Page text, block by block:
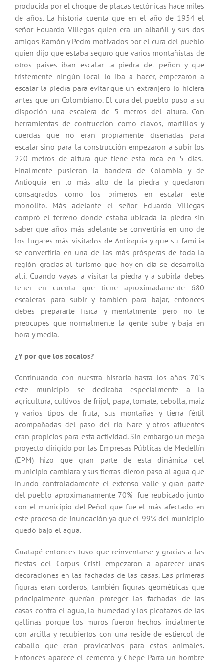
producida por el choque de placas tectónicas hace miles
de años. La historia cuenta que en el año de 1954 el
señor Eduardo Villegas quien era un albañil y sus dos
amigos Ramón y Pedro motivados por el cura del pueblo
quien dijo que estaba seguro que varios montañistas de
otros paises iban escalar la piedra del peñon y que
tristemente ningún local lo iba a hacer, empezaron a
escalar la piedra para evitar que un extranjero lo hiciera
antes que un Colombiano. El cura del pueblo puso a su
dispoción una escalera de 5 metros del altura. Con
herramientas de contrucción como clavos, martillos y
cuerdas que no eran propiamente diseñadas para
escalar sino para la construcción empezaron a subir los
220 metros de altura que tiene esta roca en 5 días.
Finalmente pusieron la bandera de Colombia y de
Antioquia en lo más alto de la piedra y quedaron
consagrados como los primeros en escalar este
monolito. Más adelante el señor Eduardo Villegas
compró el terreno donde estaba ubicada la piedra sin
saber que años más adelante se convertiría en uno de
los lugares más visitados de Antioquia y que su familia
se convertiría en una de las más prósperas de toda la
región gracias al turismo que hoy en día se desarrolla
allí. Cuando vayas a visitar la piedra y a subirla debes
tener en cuenta que tiene aproximadamente 680
escaleras para subir y también para bajar, entonces
debes prepararte fisica y mentalmente pero no te
preocupes que normalmente la gente sube y baja en
hora y media.
¿Y por qué los zócalos?
Continuando con nuestra historia hasta los años 70´s
este municipio se dedicaba especialmente a la
agricultura, cultivos de frijol, papa, tomate, cebolla, maiz
y varios tipos de fruta, sus montañas y tierra fértil
acompañadas del paso del rio Nare y otros afluentes
eran propicios para esta actividad. Sin embargo un mega
proyecto dirigido por las Empresas Públicas de Medellín
(EPM) hizo que gran parte de esta dinámica del
municipio cambiara y sus tierras dieron paso al agua que
inundo controladamente el extenso valle y gran parte
del pueblo aproximanamente 70% fue reubicado junto
con el municipio del Peñol que fue el más afectado en
este proceso de inundación ya que el 99% del municipio
quedó bajo el agua.
Guatapé entonces tuvo que reinventarse y gracias a las
fiestas del Corpus Cristi empezaron a aparecer unas
decoraciones en las fachadas de las casas. Las primeras
figuras eran corderos, también figuras geométricas que
principalmente querían proteger las fachadas de las
casas contra el agua, la humedad y los picotazos de las
gallinas porque los muros fueron hechos incialmente
con arcilla y recubiertos con una reside de estiercol de
caballo que eran provicativos para estos animales.
Entonces aparece el cemento y Chepe Parra un hombre